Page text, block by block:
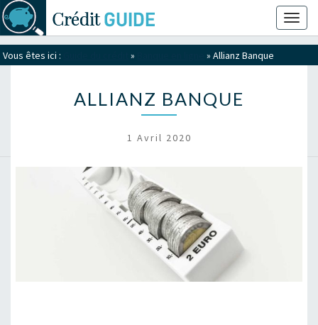
Vous êtes ici :
» »Allianz Banque
ALLIANZ BANQUE
1 Avril 2020